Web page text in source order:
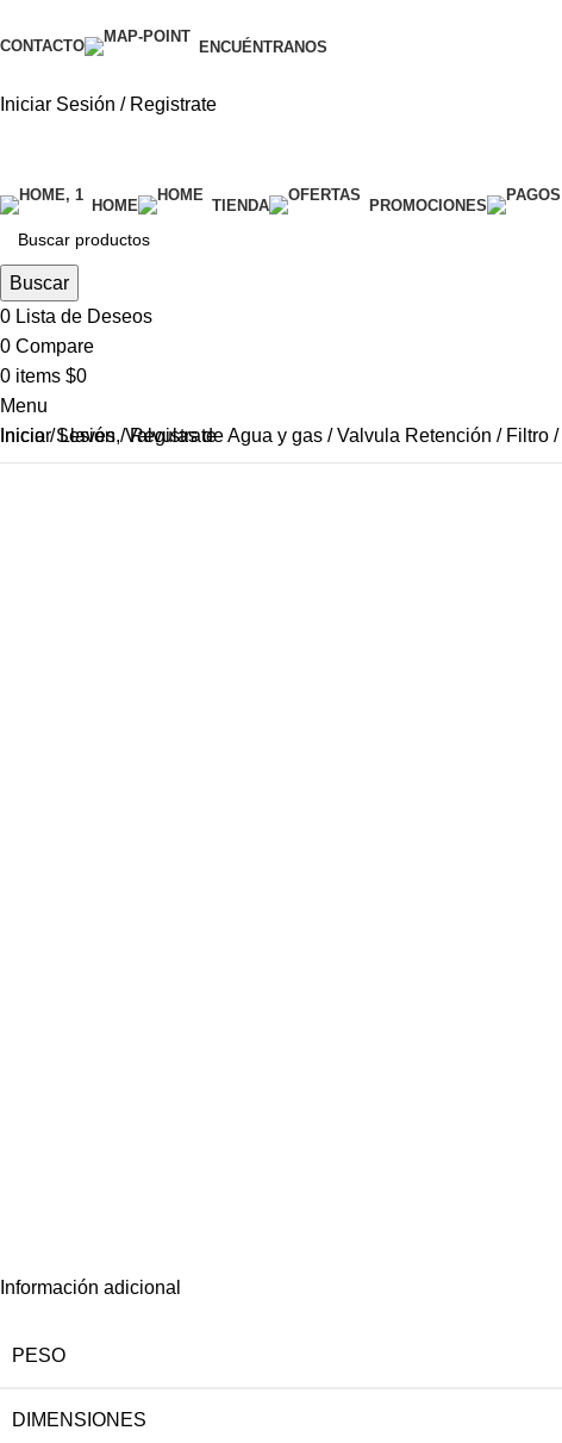
CONTACTO ENCUÉNTRANOS
Iniciar Sesión / Registrate
HOME TIENDA PROMOCIONES
Buscar
0 Lista de Deseos
0 Compare
0 items $0
Menu
Iniciar Sesión / Registrate
Inicio Llaves, Valvulas de Agua y gas Valvula Retención / Filtro
Información adicional
PESO
DIMENSIONES